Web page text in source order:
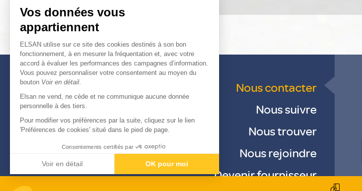
Vos données vous
appartiennent
ELSAN utilise sur ce site des cookies destinés à son bon
fonctionnement, à en mesurer la fréquentation et, avec votre
accord à évaluer les performances des campagnes d’information.
Vous pouvez personnaliser votre consentement au moyen du
bouton Voir en détail
Elsan ne vend, ne cède et ne communique aucune donnée
personnelle à des tiers.
Pour modifier vos préférences par la suite, cliquez sur le lien
'Préférences de cookies' situé dans le pied de page.
Consentements certifiés par
Voir en détail OK pour moi
Nous contacter
Nous suivre
Nous trouver
Nous rejoindre
Devenir fournisseur